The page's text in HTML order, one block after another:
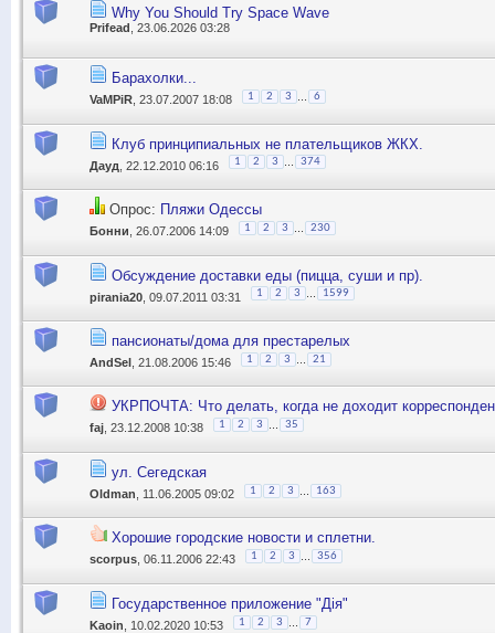
Why You Should Try Space Wave
Prifead , 23.06.2026 03:28
Барахолки...
VaMPiR , 23.07.2007 18:08 1 2 3 6
Клуб принципиальных не плательщиков ЖКХ.
Дауд , 22.12.2010 06:16 1 2 3 374
Опрос: Пляжи Одессы
Бонни , 26.07.2006 14:09 1 2 3 230
Обсуждение доставки еды (пицца, суши и пр).
pirania20 , 09.07.2011 03:31 1 2 3 1599
пансионаты/дома для престарелых
AndSel , 21.08.2006 15:46 1 2 3 21
УКРПОЧТА: Что делать, когда не доходит
faj , 23.12.2008 10:38 1 2 3 35
ул. Сегедская
Oldman , 11.06.2005 09:02 1 2 3 163
Хорошие городские новости и сплетни.
scorpus , 06.11.2006 22:43 1 2 3 356
Государственное приложение "Дія"
Kaoin , 10.02.2020 10:53 1 2 3 7